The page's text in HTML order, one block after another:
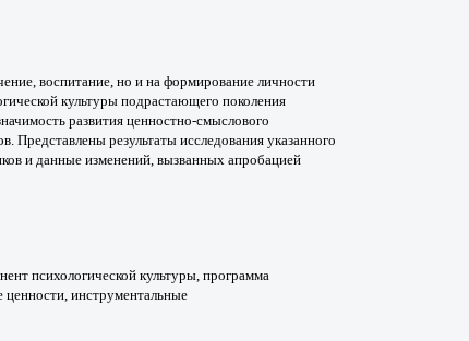
воспитание, но и на формирование личности
культуры подрастающего поколения
развития ценностно-смыслового
Представлены результаты исследования указанного
и данные изменений, вызванных апробацией
психологической культуры, программа
ценности, инструментальные